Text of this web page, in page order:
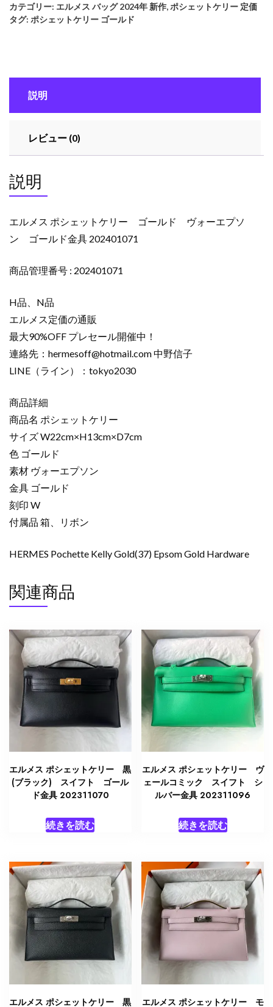
カテゴリー: エルメス バッグ 2024年 新作, ポシェットケリー 定価
タグ: ポシェットケリー ゴールド
説明
レビュー (0)
説明
エルメス ポシェットケリー ゴールド ヴォーエプソ
ン ゴールド金具 202401071
商品管理番号 : 202401071
H品、N品
エルメス定価の通販
最大90%OFF プレセール開催中！
連絡先： hermesoff@hotmail.com中野信子
LINE（ライン）：tokyo2030
商品詳細
商品名 ポシェットケリー
サイズ W22cm×H13cm×D7cm
色 ゴールド
素材 ヴォーエプソン
金具 ゴールド
刻印 W
付属品 箱、リボン
HERMES Pochette Kelly Gold(37) Epsom Gold Hardware
関連商品
エルメス ポシェットケリー 黒
(ブラック) スイフト ゴール
ド金具 202311070
続きを読む
エルメス ポシェットケリー ヴ
ェールコミック スイフト シ
ルバー金具 202311096
続きを読む
エルメス ポシェットケリー 黒 エルメス ポシェットケリー モ